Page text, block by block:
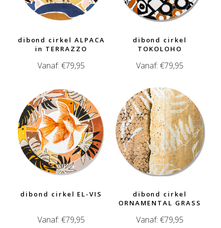
dibond cirkel ALPACA
in TERRAZZO
Vanaf:€79,95
dibond cirkel
TOKOLOHO
Vanaf: €79,95
dibond cirkel EL-VIS
Vanaf:€79,95
dibond cirkel
ORNAMENTAL GRASS
Vanaf: €79,95